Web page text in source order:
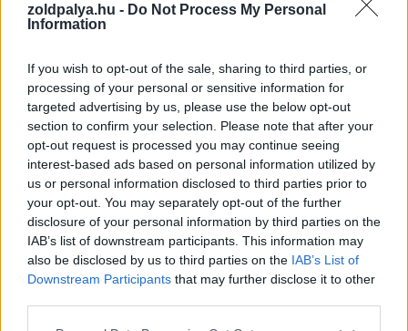
zoldpalya.hu - Do Not Process My Personal
Information
If you wish to opt-out of the sale, sharing to third parties, or
processing of your personal or sensitive information for
targeted advertising by us, please use the below opt-out
section to confirm your selection. Please note that after your
opt-out request is processed you may continue seeing
interest-based ads based on personal information utilized by
us or personal information disclosed to third parties prior to
your opt-out. You may separately opt-out of the further
disclosure of your personal information by third parties on the
IAB’s list of downstream participants. This information may
also be disclosed by us to third parties on the IAB’s List of
Downstream Participants that may further disclose it to other
idők rekordere alacsony vételár szempontjából, és
nehezen képzelhető el olyan új modell, ami még ennek is
alá tudna menni. A sokkolóan olcsó autó egyelőre csak
Kínában lesz elérhető, és háromféle felszereltséggel
kínálják. Az Active és Free kivitelt választóknak 305 km,
míg a Flyingosoknak 405 km-es hatótáv áll majd a
rendelkezésére.
Helyi jelentések szerint az új rekordert "Lamborghini
mini" néven emlegetik, mivel a projektet a Lamborghini
korábbi tervezője, Wolfgang Egger vezette. A
tengerentúli országokban pedig Dolphin Mini néven lesz